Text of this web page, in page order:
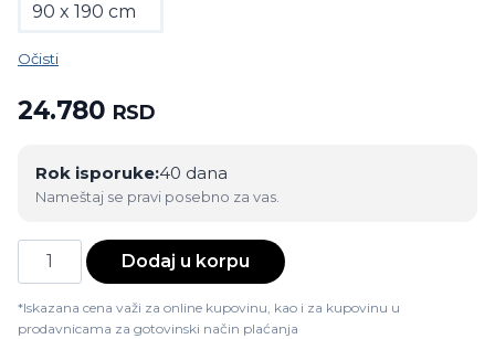
90 x 190 cm
Očisti
24.780 RSD
Rok isporuke:40 dana
Nameštaj se pravi posebno za vas.
Dušek
Elite
količina
Dodaj u korpu
*Iskazana cena važi za online kupovinu, kao i za kupovinu u
prodavnicama za gotovinski način plaćanja